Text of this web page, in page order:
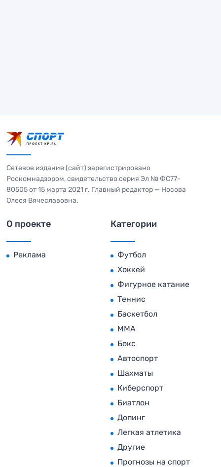
Сетевое издание (сайт) зарегистрировано
Роскомнадзором, свидетельство серия Эл № ФС77-
80505 от 15 марта 2021 г. Главный редактор — Носова
Олеся Вячеславовна.
О проекте
Реклама
Категории
Футбол
Хоккей
Фигурное катание
Теннис
Баскетбол
MMA
Бокс
Автоспорт
Шахматы
Киберспорт
Биатлон
Допинг
Легкая атлетика
Другие
Прогнозы на спорт